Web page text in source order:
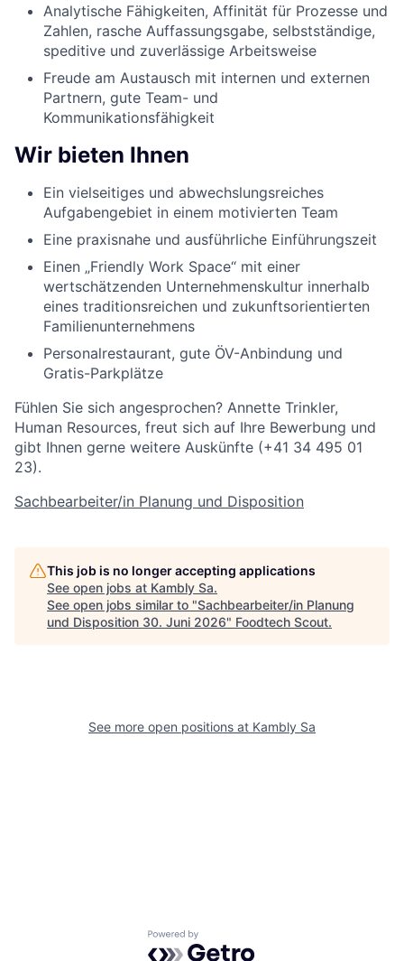
Analytische Fähigkeiten, Affinität für Prozesse und
Zahlen, rasche Auffassungsgabe, selbstständige,
speditive und zuverlässige Arbeitsweise
Freude am Austausch mit internen und externen
Partnern, gute Team- und
Kommunikationsfähigkeit
Wir bieten Ihnen
Ein vielseitiges und abwechslungsreiches
Aufgabengebiet in einem motivierten Team
Eine praxisnahe und ausführliche Einführungszeit
Einen „Friendly Work Space“ mit einer
wertschätzenden Unternehmenskultur innerhalb
eines traditionsreichen und zukunftsorientierten
Familienunternehmens
Personalrestaurant, gute ÖV-Anbindung und
Gratis-Parkplätze
Fühlen Sie sich angesprochen? Annette Trinkler,
Human Resources, freut sich auf Ihre Bewerbung und
gibt Ihnen gerne weitere Auskünfte (+41 34 495 01
23).
Sachbearbeiter/in Planung und Disposition
This job is no longer accepting applications
See open jobs at Kambly Sa.
See open jobs similar to "Sachbearbeiter/in Planung
und Disposition 30. Juni 2026" Foodtech Scout.
See more open positions at Kambly Sa
Powered by Getro.com